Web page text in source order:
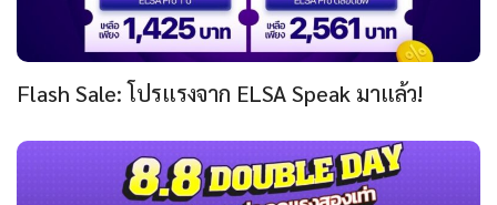
Flash Sale: โปรแรงจาก ELSA Speak มาแล้ว!